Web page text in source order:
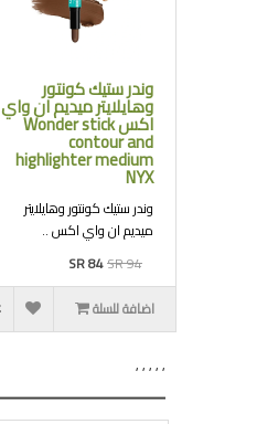
وندر ستيك كونتور
وهايلايتر ميديم ان واي
اكس Wonder stick
contour and
highlighter medium
NYX
وندر ستيك كونتور وهايلايتر
ميديم ان واي اكس ..
SR 84SR 94
اضافة للسلة
,
,
,
,
,